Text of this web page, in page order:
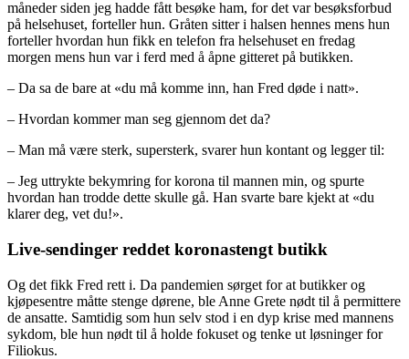
måneder siden jeg hadde fått besøke ham, for det var besøksforbud
på helsehuset, forteller hun. Gråten sitter i halsen hennes mens hun
forteller hvordan hun fikk en telefon fra helsehuset en fredag
morgen mens hun var i ferd med å åpne gitteret på butikken.
– Da sa de bare at «du må komme inn, han Fred døde i natt».
– Hvordan kommer man seg gjennom det da?
– Man må være sterk, supersterk, svarer hun kontant og legger til:
– Jeg uttrykte bekymring for korona til mannen min, og spurte
hvordan han trodde dette skulle gå. Han svarte bare kjekt at «du
klarer deg, vet du!».
Live-sendinger reddet koronastengt butikk
Og det fikk Fred rett i. Da pandemien sørget for at butikker og
kjøpesentre måtte stenge dørene, ble Anne Grete nødt til å permittere
de ansatte. Samtidig som hun selv stod i en dyp krise med mannens
sykdom, ble hun nødt til å holde fokuset og tenke ut løsninger for
Filiokus.